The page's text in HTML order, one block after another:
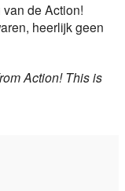
de Action!
heerlijk geen
Action! This is